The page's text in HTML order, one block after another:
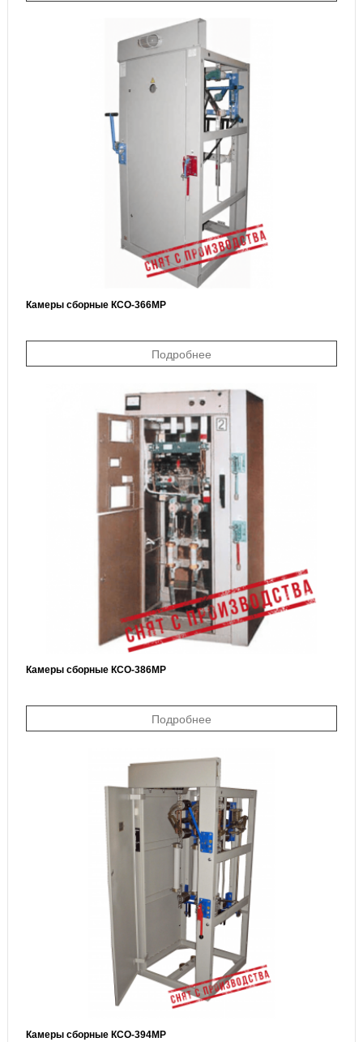
Камеры сборные КСО-366МР
Подробнее
Камеры сборные КСО-386МР
Подробнее
Камеры сборные КСО-394МР